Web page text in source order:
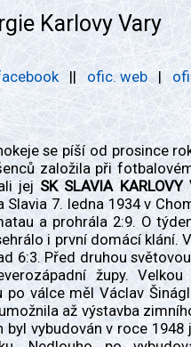
Karlovy Vary
ofic. web
se píší od prosince
založila při
jej SK SLAVIA KARLOVY
Slavia 7. ledna 1934 v
a prohrála 2:9. O
i první domácí klání.
6:3. Před druhou
župy.
válce měl Václav
až výstavba
byl vybudován v roce 1948